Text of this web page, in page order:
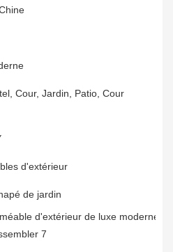
Cour, Jardin, Patio, Cour
d'extérieur
de jardin